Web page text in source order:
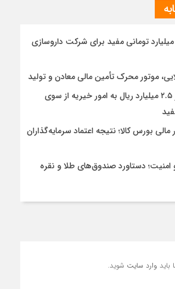
تامین مالی ۳,۰۰۰ میلیارد تومانی مفید برای شرکت داروسازی
موتور محرک تأمین مالی معادن و تولید
اختصاص بیش از ۲.۵ میلیارد ریال به امور خیریه از سوی
بورس کالا؛ نتیجه اعتماد سرمایه‌گذاران
امنیت؛ دستاورد صندوق‌های طلا و نقره
باید وارد سایت شوید.